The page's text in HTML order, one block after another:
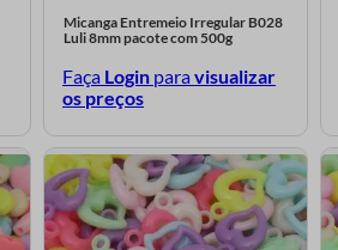
Micanga Entremeio Irregular B028
Luli 8mm pacote com 500g
Faça Login paravisualizar
os preços